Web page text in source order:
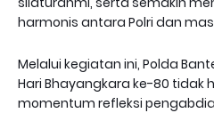
harmonis antara Polri dan
Melalui kegiatan ini, Polda
Hari Bhayangkara ke-80 tidak
momentum refleksi